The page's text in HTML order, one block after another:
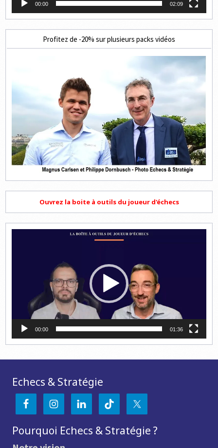
00:00 02:09
Profitez de -20% sur plusieurs packs vidéos
Ouvrez la boite à outils du joueur d'échecs
00:00 01:36
Echecs & Stratégie
Pourquoi Echecs & Stratégie ?